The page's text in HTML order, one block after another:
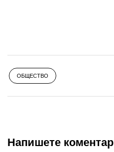
ОБЩЕСТВО
Напишете коментар